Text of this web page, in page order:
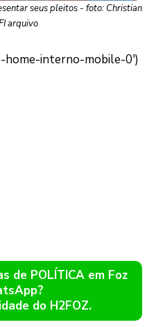
seus pleitos - foto: Christian
arquivo
de POLÍTICA em Foz
do H2FOZ.